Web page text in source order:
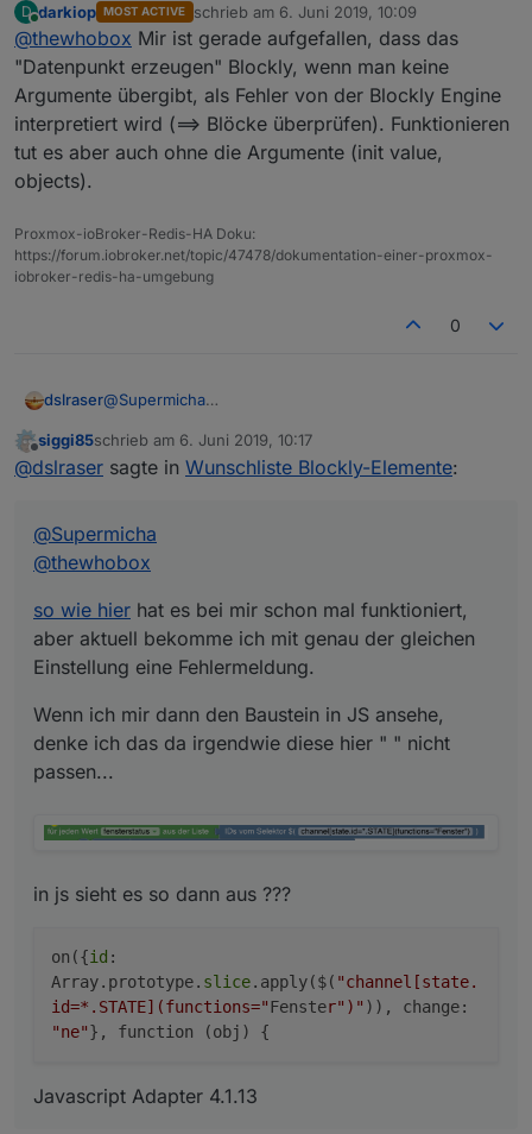
D
Online
darkiop MOST ACTIVE schrieb am 6. Juni 2019, 10:09
zuletzt editiert von
@thewhobox Mir ist gerade aufgefallen, dass das
"Datenpunkt erzeugen" Blockly, wenn man keine
Argumente übergibt, als Fehler von der Blockly Engine
interpretiert wird (==> Blöcke überprüfen). Funktionieren
tut es aber auch ohne die Argumente (init value,
objects).
Proxmox-ioBroker-Redis-HA Doku:
https://forum.iobroker.net/topic/47478/dokumentation-einer-proxmox-
iobroker-redis-ha-umgebung
0
dslraser@Supermicha
so wie hierhat es bei mir schon mal funktioniert, aber
aktuell bekomme ich mit genau der gleichen
Javascript Adapter 4.1.13
Offline
siggi85schrieb am 6. Juni 2019, 10:17
zuletzt editiert von
@dslraser sagte in Wunschliste Blockly-Elemente:
@Supermicha
@thewhobox
so wie hier hat es bei mir schon mal funktioniert,
aber aktuell bekomme ich mit genau der gleichen
Einstellung eine Fehlermeldung.
Wenn ich mir dann den Baustein in JS ansehe,
denke ich das da irgendwie diese hier " " nicht
passen...
in js sieht es so dann aus ???
on({id :
Array.prototype. slice.apply($( "channel[state.
id=*.STATE](functions="Fenster")" )), change:
"ne"}, function (obj) {
Javascript Adapter 4.1.13